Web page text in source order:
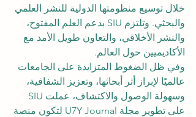
خلال توسيع منظومتها الدولية للنشر العلمي
والبحثي. وتلتزم SIU بدعم العلم المفتوح،
والنشر الأخلاقي، والتعاون طويل الأمد مع
الأكاديميين حول العالم.
وفي ظل الضغوط المتزايدة على الجامعات
عالميًا لإبراز أثر أبحاثها، وتعزيز الشفافية،
على تطوير مجلة U7Y Journal لتكون منصة